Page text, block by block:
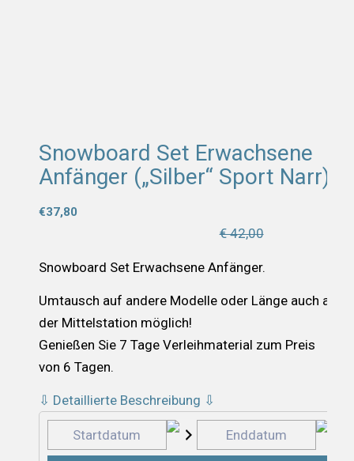
Snowboard Set Erwachsene
Anfänger („Silber“ Sport Narr)
€37,80
€ 42,00
Snowboard Set Erwachsene Anfänger.
Umtausch auf andere Modelle oder Länge auch an
der Mittelstation möglich!
Genießen Sie 7 Tage Verleihmaterial zum Preis
von 6 Tagen.
⇩ Detaillierte Beschreibung ⇩